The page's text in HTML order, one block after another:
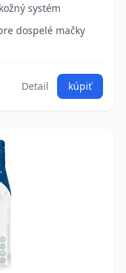
systém
dospelé mačky
Detail kúpiť